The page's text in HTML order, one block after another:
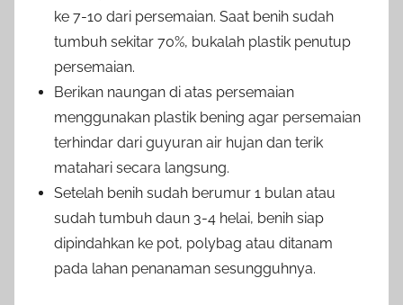
ke 7-10 dari persemaian. Saat benih sudah
tumbuh sekitar 70%, bukalah plastik penutup
persemaian.
Berikan naungan di atas persemaian
menggunakan plastik bening agar persemaian
terhindar dari guyuran air hujan dan terik
matahari secara langsung.
Setelah benih sudah berumur 1 bulan atau
sudah tumbuh daun 3-4 helai, benih siap
dipindahkan ke pot, polybag atau ditanam
pada lahan penanaman sesungguhnya.